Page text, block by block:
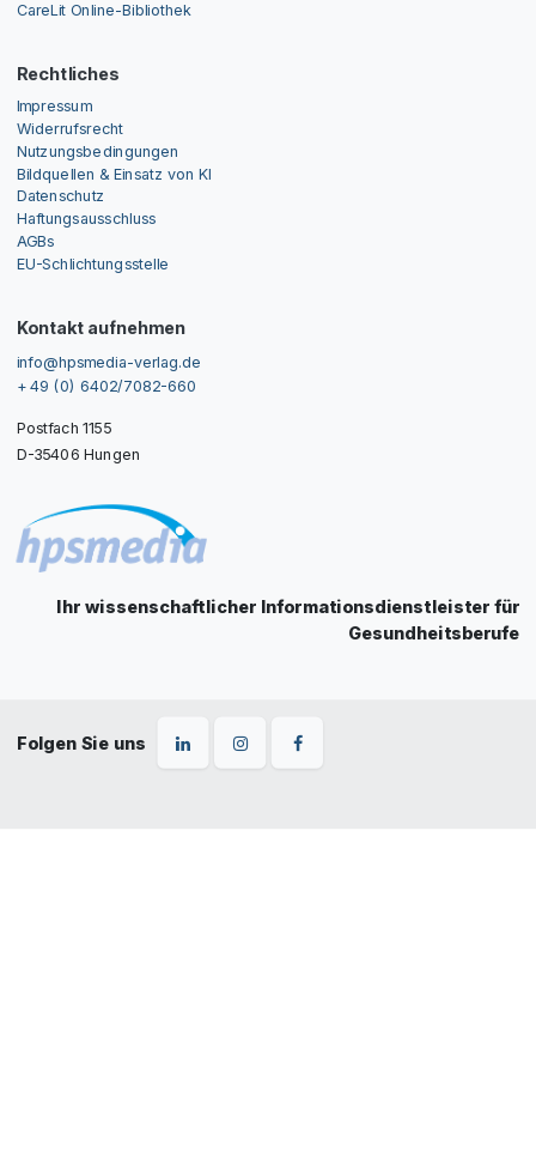
CareLit Online-Bibliothek
Rechtliches
Impressum
Widerrufsrecht
Nutzungsbedingungen
Bildquellen & Einsatz von KI
Datenschutz
Haftungsausschluss
AGBs
EU-Schlichtungsstelle
Kontakt aufnehmen
info@hpsmedia-verlag.de
+ 49 (0) 6402/7082-660
Postfach 1155
D-35406 Hungen
Ihr wissenschaftlicher Informationsdienstleister für
Gesundheitsberufe
Folgen Sie uns